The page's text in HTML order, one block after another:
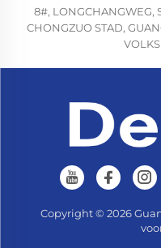
8#, LONGCHANGWEG,
CHONGZUO STAD,
Copyright © 2026